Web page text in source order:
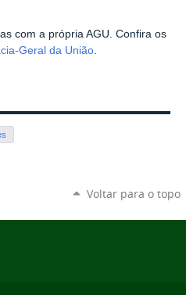
com a própria AGU. Confira os
Geral da União
Voltar para o topo